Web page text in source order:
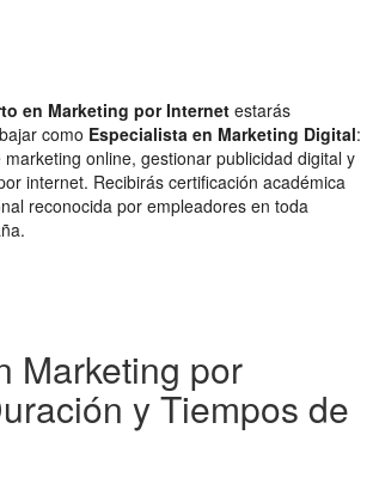
en Marketing por Internet estarás
como Especialista en Marketing Digital:
online, gestionar publicidad digital y
internet. Recibirás certificación académica
reconocida por empleadores en toda
Marketing por
y Tiempos de